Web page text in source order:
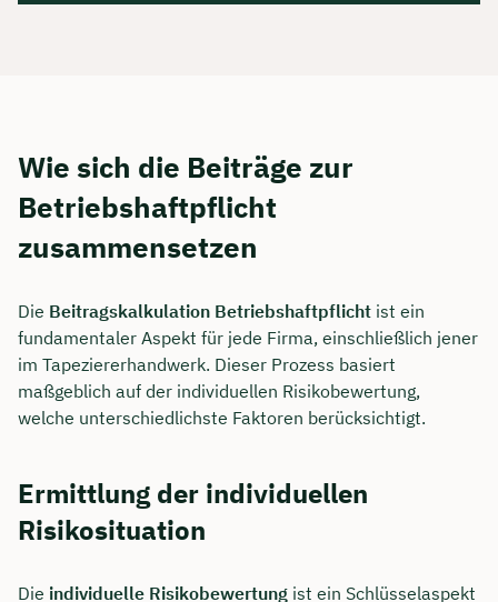
Wie sich die Beiträge zur
Betriebshaftpflicht
zusammensetzen
Die Beitragskalkulation Betriebshaftpflicht ist ein
fundamentaler Aspekt für jede Firma, einschließlich jener
im Tapeziererhandwerk. Dieser Prozess basiert
maßgeblich auf der individuellen Risikobewertung,
welche unterschiedlichste Faktoren berücksichtigt.
Ermittlung der individuellen
Risikosituation
Die individuelle Risikobewertung ist ein Schlüsselaspekt